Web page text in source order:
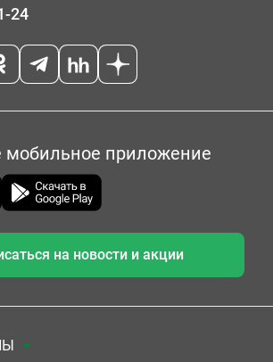
24
мобильное приложение
на новости и акции